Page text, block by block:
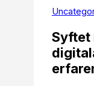
Syftet